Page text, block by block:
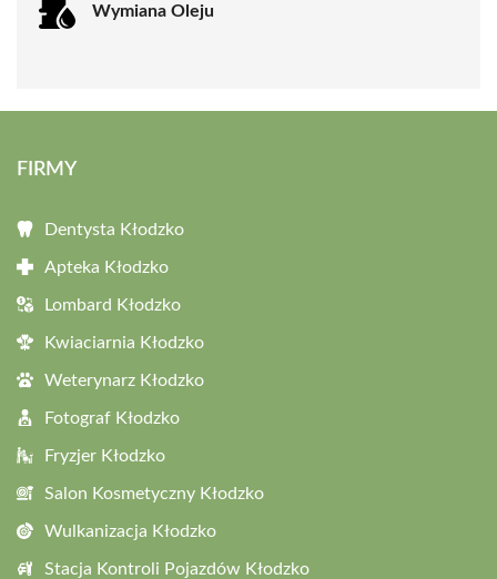
Wymiana Oleju
FIRMY
Dentysta Kłodzko
Apteka Kłodzko
Lombard Kłodzko
Kwiaciarnia Kłodzko
Weterynarz Kłodzko
Fotograf Kłodzko
Fryzjer Kłodzko
Salon Kosmetyczny Kłodzko
Wulkanizacja Kłodzko
Stacja Kontroli Pojazdów Kłodzko